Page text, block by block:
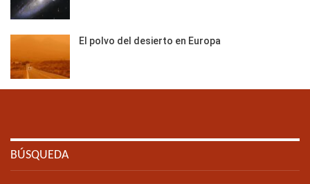
El polvo del desierto en Europa
BÚSQUEDA